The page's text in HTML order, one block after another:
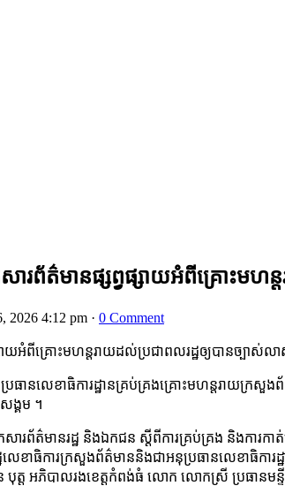
សារព័ត៌មានផ្សព្វផ្សាយអំពីគ្រោះ
2026 4:12 pm · 0 Comment
សាយអំពីគ្រោះមហន្តរាយដល់ប្រជាពលរដ្ឋឲ្យបានច្បា
ានលេខាធិការដ្ឋានគ្រប់គ្រងគ្រោះមហន្តរាយក្រសួង
ង្គម ។
ារព័ត៌មានរដ្ឋ និងឯកជន ស្ដីពីការគ្រប់គ្រង និងការ
ាធិការក្រសួងព័ត៌មាននិងជាអនុប្រធានលេខាធិការ
បុត្ត អភិបាលរងខេត្តកំពង់ធំ លោក លោកស្រី ប្រធាន